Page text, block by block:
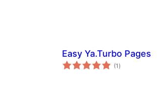
Easy Ya.Turbo Pages
(1 કુલ
રેટિંગ્સ
)